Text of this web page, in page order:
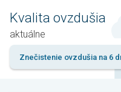
Kvalita ovzdušia
aktuálne
Znečistenie ovzdušia na 6